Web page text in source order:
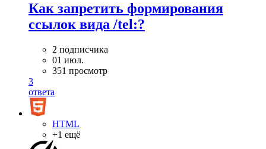
Как запретить формирования
ссылок вида /tel:?
2 подписчика
01 июл.
351 просмотр
3
ответа
HTML
+1 ещё